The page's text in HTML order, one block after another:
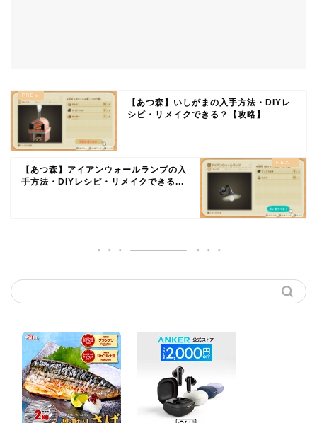
【あつ森】いしがまの入手方法・DIYレ
シピ・リメイクできる？【攻略】
【あつ森】アイアンウォールランプの入
手方法・DIYレシピ・リメイクできる...